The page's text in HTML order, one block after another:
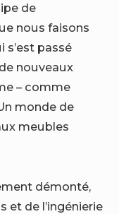
de
nous faisons
passé
nouveaux
– comme
monde de
meubles
démonté,
et de l’ingénierie